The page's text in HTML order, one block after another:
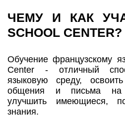
ЧЕМУ И КАК
SCHOOL CENTER?
Обучение французскому
Center - отличный
языковую среду,
общения и письма на
улучшить имеющиеся,
знания.